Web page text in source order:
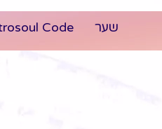
שער Code